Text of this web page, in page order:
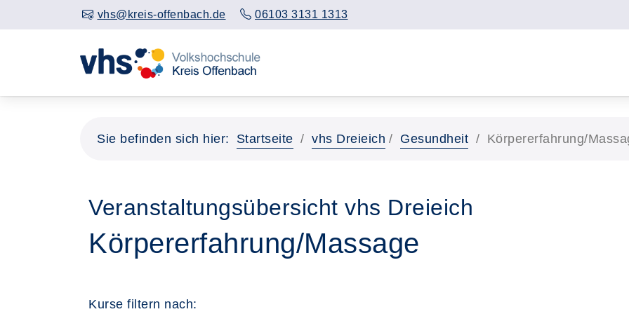
vhs@kreis-offenbach.de 06103 3131 1313
Sie befinden sich hier: Startseite vhs Dreieich Gesundheit Körpererfahrung/
Veranstaltungsübersicht vhs Dreieich
Körpererfahrung/Massage
Kurse filtern nach: